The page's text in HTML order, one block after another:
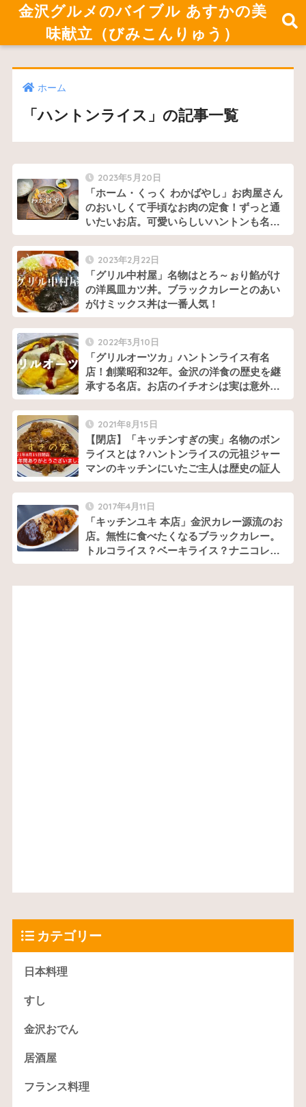
金沢グルメのバイブル あすかの美
味献立（びみこんりゅう）
ホーム
「ハントンライス」の記事一覧
2023年5月20日
「ホーム・くっく わかばやし」お肉屋さん
のおいしくて手頃なお肉の定食！ずっと通
いたいお店。可愛いらしいハントンも名
物！
2023年2月22日
「グリル中村屋」名物はとろ～ぉり餡がけ
の洋風皿カツ丼。ブラックカレーとのあい
がけミックス丼は一番人気！
2022年3月10日
「グリルオーツカ」ハントンライス有名
店！創業昭和32年。金沢の洋食の歴史を継
承する名店。お店のイチオシは実は意外な
メニュー
2021年8月15日
【閉店】「キッチンすぎの実」名物のボン
ライスとは？ハントンライスの元祖ジャー
マンのキッチンにいたご主人は歴史の証人
2017年4月11日
「キッチンユキ 本店」金沢カレー源流のお
店。無性に食べたくなるブラックカレー。
トルコライス？ベーキライス？ナニコレメ
ニューがいっぱい
カテゴリー
日本料理
すし
金沢おでん
居酒屋
フランス料理